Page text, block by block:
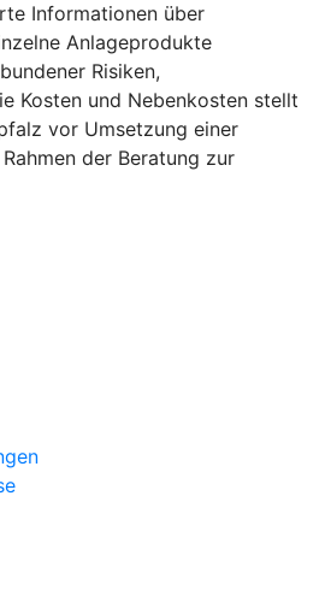
Informationen über
Anlageprodukte
Risiken,
Kosten und Nebenkosten stellt
vor Umsetzung einer
der Beratung zur